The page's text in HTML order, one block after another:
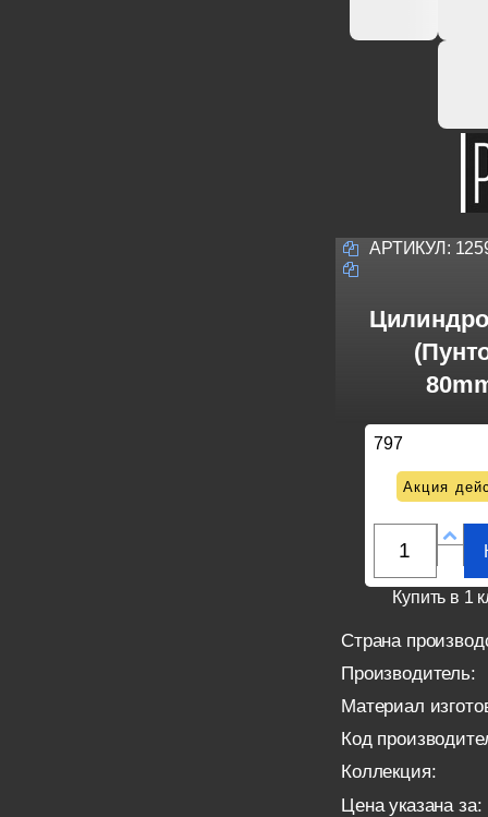
АРТИКУЛ:
797
Акция
Купить в 1
Страна
Производитель:
Материал
Код
Коллекция:
Цена указана за: